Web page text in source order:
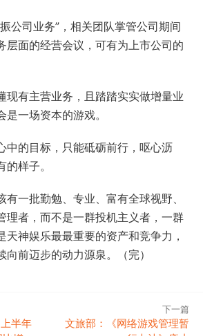
公司业务”，相关团队掌管公司期间
层面的经营会议，可有为上市公司的
现有主营业务，且踏踏实实做增量业
一场资本的游戏。
中的目标，只能砥砺前行，呕心沥
样子。
有一批勤勉、专业、富有全球视野、
理者，而不是一群投机主义者，一群
天神娱乐最最重要的资产和竞争力，
前迈步的动力源泉。（完）
半年
下一篇
文旅部：《网络游戏管理暂